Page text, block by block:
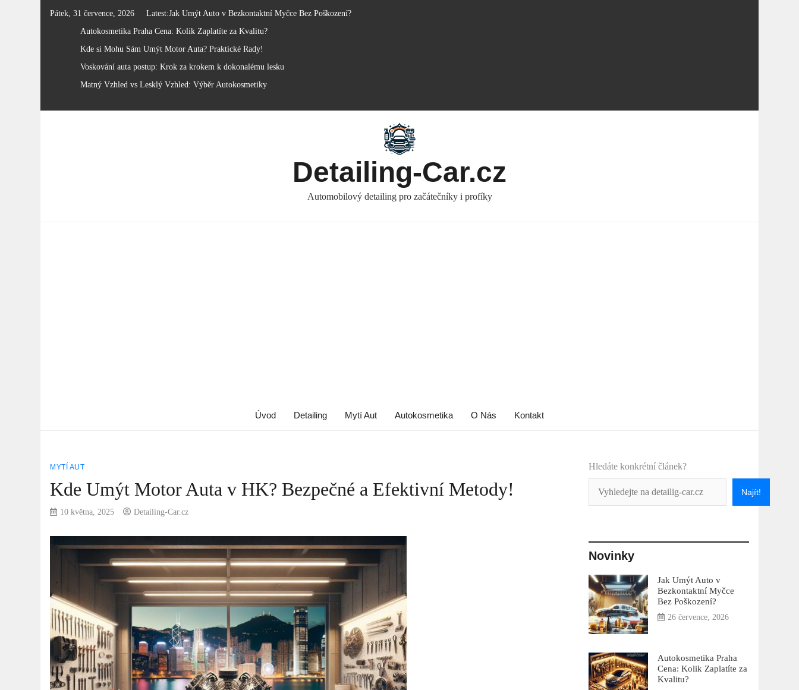
Pátek, 31 července, 2026 Latest:Jak Umýt Auto v Bezkontaktní Myčce Bez Poškození?
Autokosmetika Praha Cena: Kolik Zaplatíte za Kvalitu?
Kde si Mohu Sám Umýt Motor Auta? Praktické Rady!
Voskování auta postup: Krok za krokem k dokonalému lesku
Matný Vzhled vs Lesklý Vzhled: Výběr Autokosmetiky
Detailing-Car.cz
Automobilový detailing pro začátečníky i profíky
Úvod Detailing Mytí Aut Autokosmetika O Nás Kontakt
MYTÍ AUT
Kde Umýt Motor Auta v HK? Bezpečné a Efektivní Metody!
10 května, 2025 Detailing-Car.cz
Hledáte konkrétní článek?
Najít!
Novinky
Jak Umýt Auto v
Bezkontaktní Myčce
Bez Poškození?
26 července, 2026
Autokosmetika Praha
Cena: Kolik Zaplatíte za
Kvalitu?